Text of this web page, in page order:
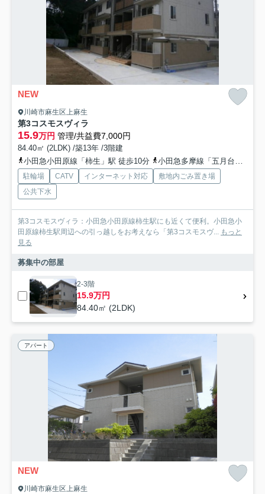
NEW
川崎市麻生区上麻生
第3コスモスヴィラ
15.9万円 管理/共益費7,000円
84.40㎡ (2LDK) /築13年 /3階建
小田急小田原線「柿生」駅 徒歩10分
小田急多摩線「五月台」駅 徒歩15分
駐輪場 CATV インターネット対応
敷地内ごみ置き場
公共下水
第3コスモスヴィラ：小田急小田原線柿生駅にも近くて便利。小田急小
田原線柿生駅周辺への引っ越しをお考えなら「第3コスモスヴ...
もっと
見る
募集中の部屋
2-3階
15.9万円
84.40㎡ (2LDK)
アパート
NEW
川崎市麻生区上麻生